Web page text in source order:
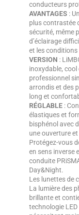
conducteurs
AVANTAGES :
plus contrastée
sécurité, même
d’éclairage
et les
VERSION :
inoxydable,
professionnel
arrondis et des
long et
RÉGLABLE :
élastiques et
bisphénol avec
une ouverture
Protégez-vous
en sens inverse
conduite
Day&Night.
Les lunettes de
La lumière des
brillante et
technologie